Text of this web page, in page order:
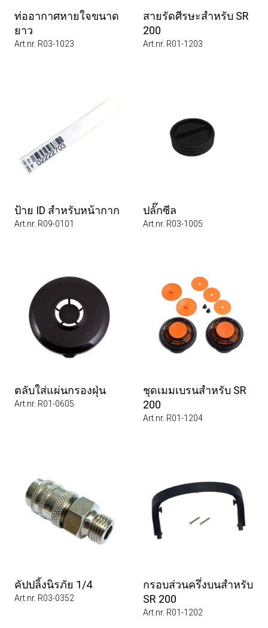
ท่ออากาศหายใจขนาด
ยาว
Art.nr. R03-1023
สายรัดศีรษะสำหรับ SR
200
Art.nr. R01-1203
ป้าย ID สำหรับหน้ากาก
Art.nr. R09-0101
ปลั๊กซีล
Art.nr. R03-1005
ตลับใส่แผ่นกรองฝุ่น
Art.nr. R01-0605
ชุดเมมเบรนสำหรับ SR
200
Art.nr. R01-1204
คัปปลิ้งนิรภัย 1/4
Art.nr. R03-0352
กรอบส่วนครึ่งบนสำหรับ
SR 200
Art.nr. R01-1202